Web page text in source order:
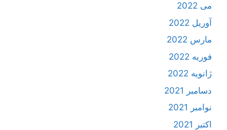
می 2022
آوریل 2022
مارس 2022
فوریه 2022
ژانویه 2022
دسامبر 2021
نوامبر 2021
اکتبر 2021